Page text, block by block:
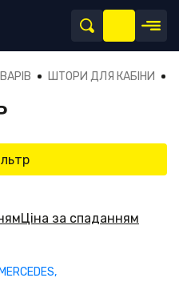
ШТОРИ ДЛЯ КАБІНИ
Ціна за спаданням